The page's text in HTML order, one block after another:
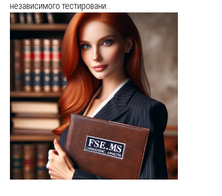
независимого тестировани…